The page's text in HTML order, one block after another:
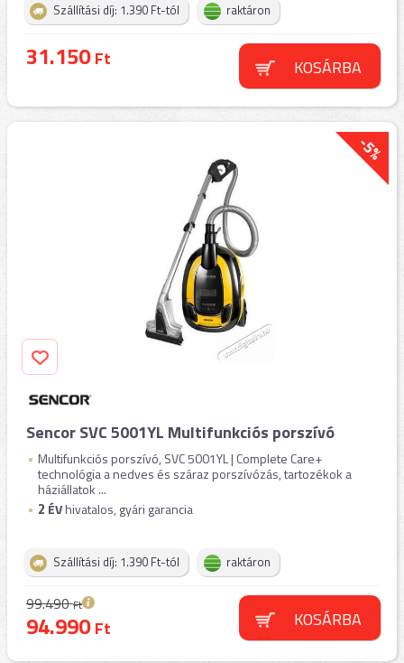
Szállítási díj: 1.390 Ft-tól raktáron
31.150Ft KOSÁRBA
-5%
Sencor SVC 5001YL Multifunkciós porszívó
Multifunkciós porszívó, SVC 5001YL | Complete Care+
technológia a nedves és száraz porszívózás, tartozékok a
háziállatok ...
2 ÉVhivatalos, gyári garancia
Szállítási díj: 1.390 Ft-tól raktáron
99.490Ft
94.990Ft KOSÁRBA